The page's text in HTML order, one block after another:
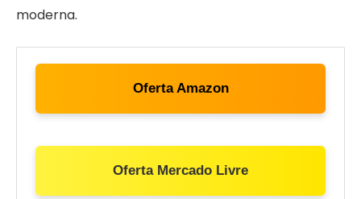
moderna.
Oferta Amazon
Oferta Mercado Livre